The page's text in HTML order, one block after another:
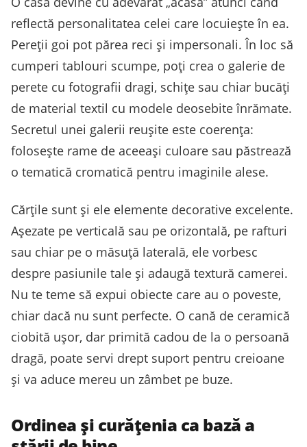
reflectă personalitatea celei care locuiește în ea.
Pereții goi pot părea reci și impersonali. În loc să
cumperi tablouri scumpe, poți crea o galerie de
perete cu fotografii dragi, schițe sau chiar bucăți
de material textil cu modele deosebite înrămate.
Secretul unei galerii reușite este coerența:
folosește rame de aceeași culoare sau păstrează
o tematică cromatică pentru imaginile alese.
Cărțile sunt și ele elemente decorative excelente.
Așezate pe verticală sau pe orizontală, pe rafturi
sau chiar pe o măsuță laterală, ele vorbesc
despre pasiunile tale și adaugă textură camerei.
Nu te teme să expui obiecte care au o poveste,
chiar dacă nu sunt perfecte. O cană de ceramică
ciobită ușor, dar primită cadou de la o persoană
dragă, poate servi drept suport pentru creioane
și va aduce mereu un zâmbet pe buze.
Ordinea și curățenia ca bază a